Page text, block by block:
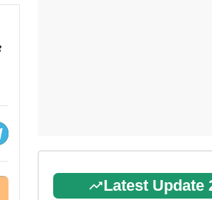
Latest Update